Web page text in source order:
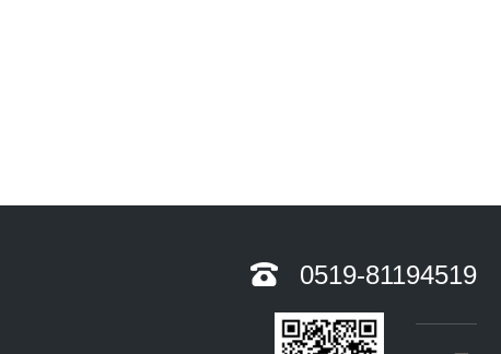
0519-81194519